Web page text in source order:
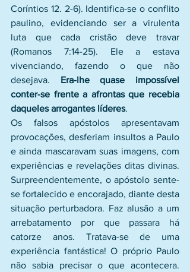
Coríntios 12. 2-6). Identifica-se o conflito
paulino, evidenciando ser a virulenta
luta que cada cristão deve travar
(Romanos 7:14-25). Ele a estava
vivenciando, fazendo o que não
desejava. Era-lhe quase impossível
conter-se frente a afrontas que recebia
daqueles arrogantes líderes.
Os falsos apóstolos apresentavam
provocações, desferiam insultos a Paulo
e ainda mascaravam suas imagens, com
experiências e revelações ditas divinas.
Surpreendentemente, o apóstolo sente-
se fortalecido e encorajado, diante desta
situação perturbadora. Faz alusão a um
arrebatamento por que passara há
catorze anos. Tratava-se de uma
experiência fantástica! O próprio Paulo
não sabia precisar o que acontecera.